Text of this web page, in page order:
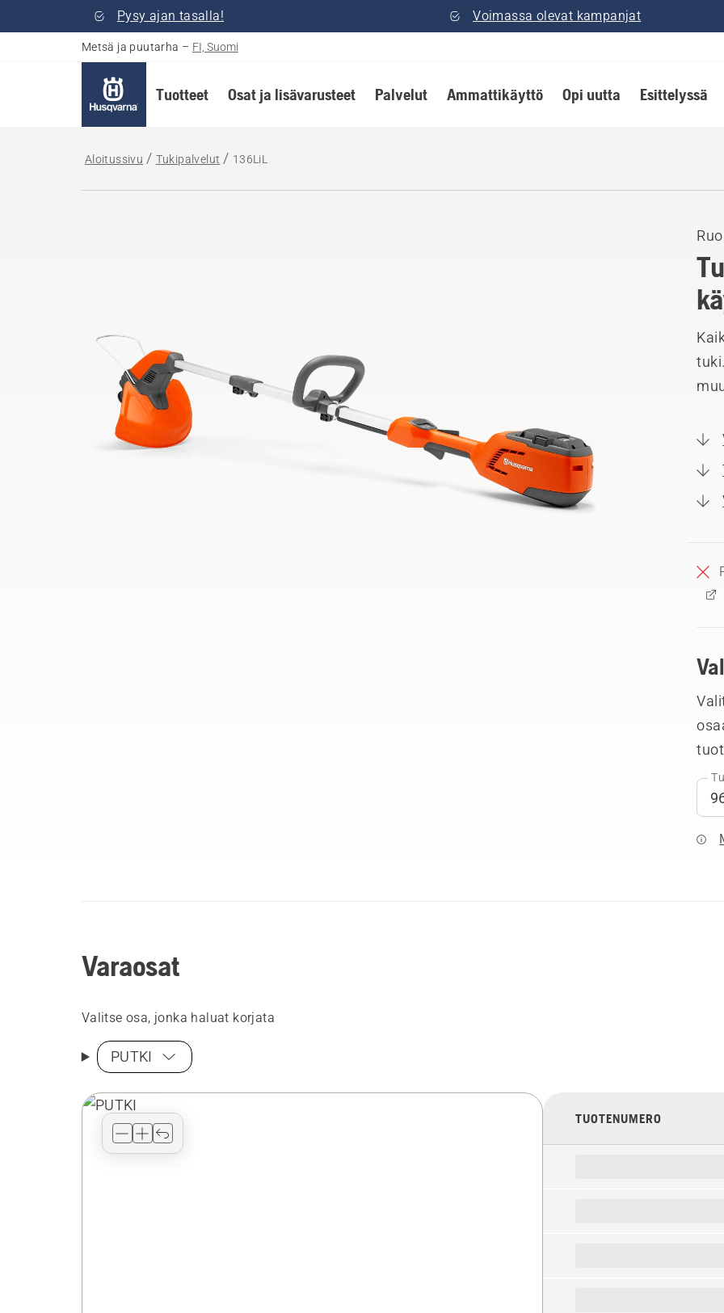
Pysy ajan tasalla! Voimassa olevat kampanjat
Metsä ja puutarha – FI, Suomi
Tuotteet Osat ja lisävarusteet Palvelut Ammattikäyttö Opi uutta Esittelyssä
Aloitussivu Tukipalvelut 136LiL
Varaosat
Valitse osa, jonka haluat korjata
PUTKI
TUOTENUMERO